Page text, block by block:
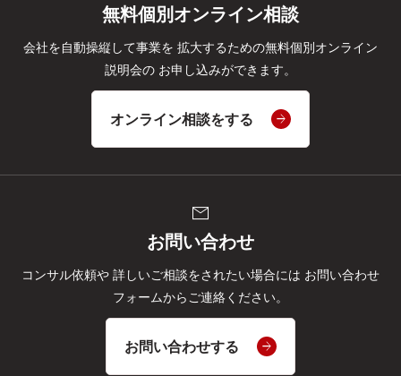
無料個別オンライン相談
会社を自動操縦して事業を 拡大するための無料個別オンライン
説明会の お申し込みができます。
オンライン相談をする
mail
お問い合わせ
コンサル依頼や 詳しいご相談をされたい場合には お問い合わせ
フォームからご連絡ください。
お問い合わせする